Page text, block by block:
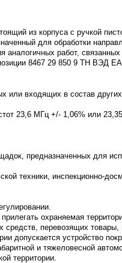
из корпуса с ручкой
для обработки
работ,
8467 29 850 9 ТН ВЭД
или входящих в состав
23,6 МГц +/- 1,06% или
предназначенных для
техники, инспекционно-
охраняемая
перевозящих товары,
допускается устройство
и тяжеловесной
территории.